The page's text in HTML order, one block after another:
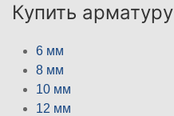
Купить арматуру
6 мм
8 мм
10 мм
12 мм